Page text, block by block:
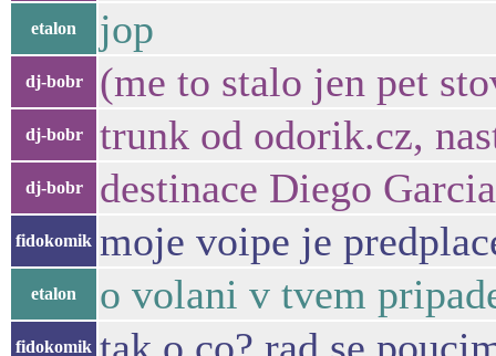
etalon jop
dj-bobr (me to stalo jen pet
dj-bobr trunk od odorik.cz,
dj-bobr destinace Diego
fidokomik moje voipe je
etalon o volani v tvem
fidokomik